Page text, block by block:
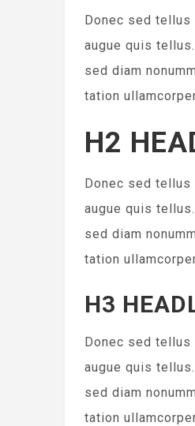
Donec sed tellus
augue quis
sed diam
tation
H2
Donec sed tellus
augue quis
sed diam
tation
H3
Donec sed tellus
augue quis
sed diam
tation